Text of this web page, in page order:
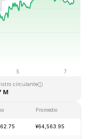
circulante
M
Promedio
¥64,563.95